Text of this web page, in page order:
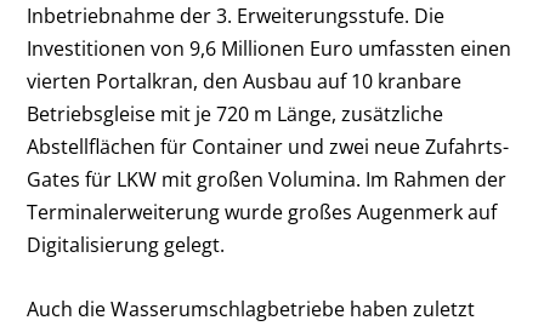
Inbetriebnahme der 3. Erweiterungsstufe. Die
Investitionen von 9,6 Millionen Euro umfassten einen
vierten Portalkran, den Ausbau auf 10 kranbare
Betriebsgleise mit je 720 m Länge, zusätzliche
Abstellflächen für Container und zwei neue Zufahrts-
Gates für LKW mit großen Volumina. Im Rahmen der
Terminalerweiterung wurde großes Augenmerk auf
Digitalisierung gelegt.
Auch die Wasserumschlagbetriebe haben zuletzt